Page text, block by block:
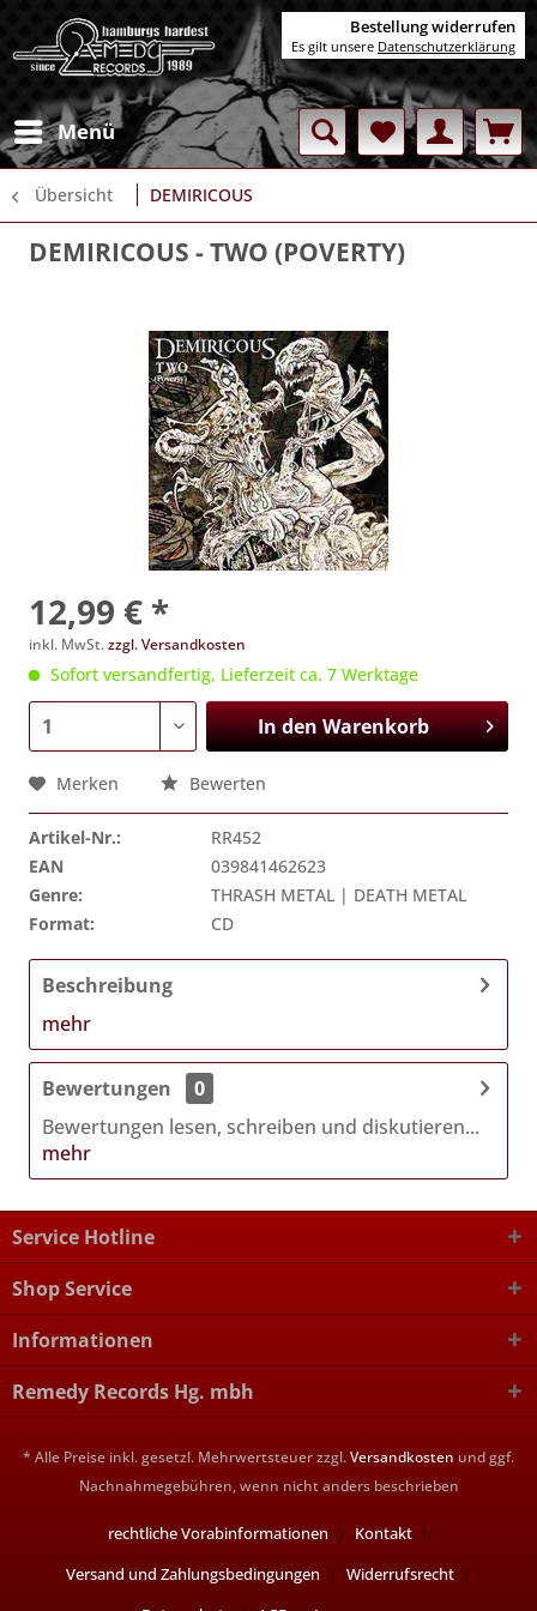
Menü
Übersicht DEMIRICOUS
DEMIRICOUS - TWO (POVERTY)
12,99 € *
inkl. MwSt.zzgl. Versandkosten
Sofort versandfertig, Lieferzeit ca. 7 Werktage
In denWarenkorb
Merken Bewerten
Artikel-Nr.:
RR452
EAN
039841462623
Genre:
THRASH METAL | DEATH METAL
Format:
CD
Beschreibung
mehr
Bewertungen
0
Bewertungen lesen, schreiben und diskutieren...
mehr
Service Hotline
Shop Service
Informationen
Remedy Records Hg. mbh
* Alle Preise inkl. gesetzl. Mehrwertsteuer zzgl.Versandkosten und ggf.
Nachnahmegebühren, wenn nicht anders beschrieben
rechtliche Vorabinformationen
Kontakt
Versand und Zahlungsbedingungen
Widerrufsrecht
Bestellung widerrufen
Es gilt unsere Datenschutzerklärung